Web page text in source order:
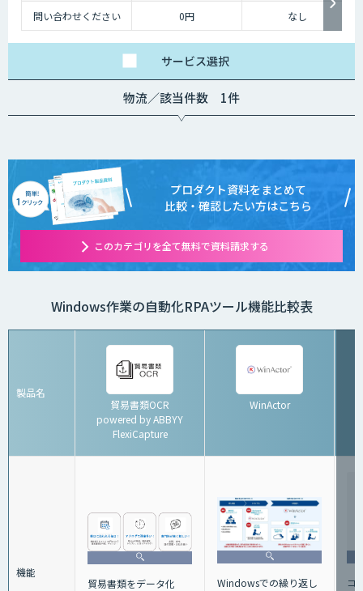
問い合わせください
0円 なし
サービス選択
物流／該当件数 1件
プロダクト資料をまとめて
比較・確認したい方はこちら
このカテゴリを全て無料で資料請求する
Windows作業の自動化RPAツール機能比較表
製品名
貿易書類OCR
powered by ABBYY
FlexiCapture
WinActor
機能
貿易書類をデータ化
Windowsでの繰り返し
コ